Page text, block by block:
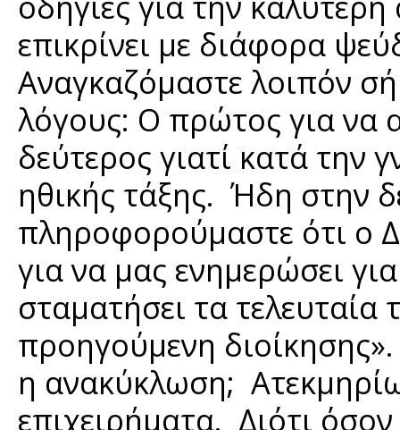
επικρίνει με διάφορα
Αναγκαζόμαστε λοιπόν
λόγους: Ο πρώτος για να
δεύτερος γιατί κατά
ηθικής τάξης. Ήδη στην
πληροφορούμαστε ότι ο
για να μας ενημερώσει
σταματήσει τα
προηγούμενη
η ανακύκλωση;
επιχειρήματα. Διότι